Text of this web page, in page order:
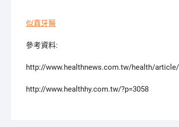
似真牙醫
參考資料:
http://www.healthnews.com.tw/health/article/
http://www.healthhy.com.tw/?p=3058